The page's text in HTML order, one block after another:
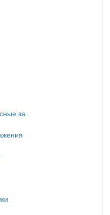
за